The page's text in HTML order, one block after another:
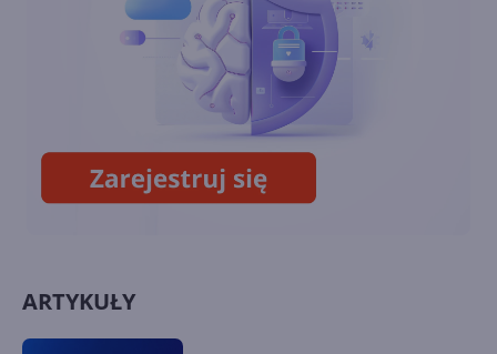
To już ostatni Patch Tuesday
dla Windows 7 i Windows 8.1.
Sprawdzamy listy zmian
ARTYKUŁY